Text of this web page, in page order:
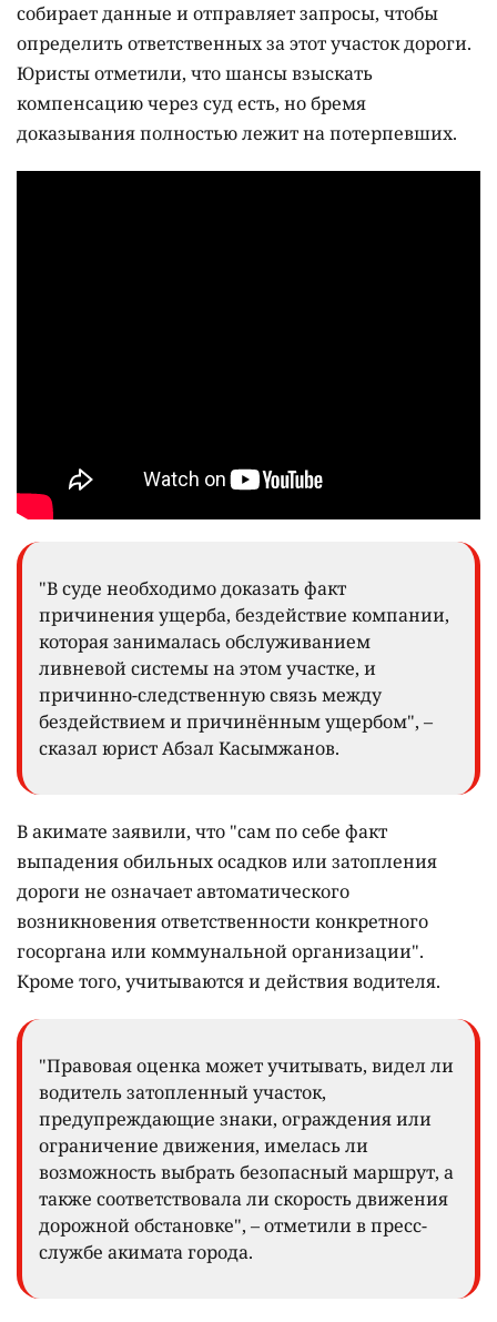
собирает данные и отправляет запросы, чтобы
определить ответственных за этот участок дороги.
Юристы отметили, что шансы взыскать
компенсацию через суд есть, но бремя
доказывания полностью лежит на потерпевших.
"В суде необходимо доказать факт
причинения ущерба, бездействие компании,
которая занималась обслуживанием
ливневой системы на этом участке, и
причинно-следственную связь между
бездействием и причинённым ущербом", –
сказал юрист Абзал Касымжанов.
В акимате заявили, что "сам по себе факт
выпадения обильных осадков или затопления
дороги не означает автоматического
возникновения ответственности конкретного
госоргана или коммунальной организации".
Кроме того, учитываются и действия водителя.
"Правовая оценка может учитывать, видел ли
водитель затопленный участок,
предупреждающие знаки, ограждения или
ограничение движения, имелась ли
возможность выбрать безопасный маршрут, а
также соответствовала ли скорость движения
дорожной обстановке", – отметили в пресс-
службе акимата города.